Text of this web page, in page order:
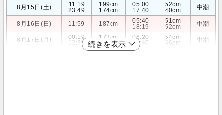
8月15日(土)
11:19
23:49
199cm
174cm
05:00
17:40
52cm
40cm
中潮
8月16日(日) 11:59 187cm
05:40
18:19
51cm
52cm
中潮
8月17日(月)
00:19
12:30
173cm
172cm
06:20
18:40
54cm
66cm
中潮
続きを表示